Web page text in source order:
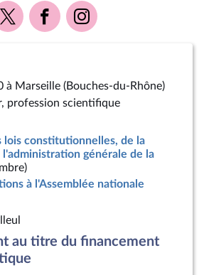
la
Voir
la
Voir
la
à Marseille (Bouches-du-Rhône)
profession scientifique
lois constitutionnelles, de la
l'administration générale de la
à l'Assemblée nationale
au titre du financement